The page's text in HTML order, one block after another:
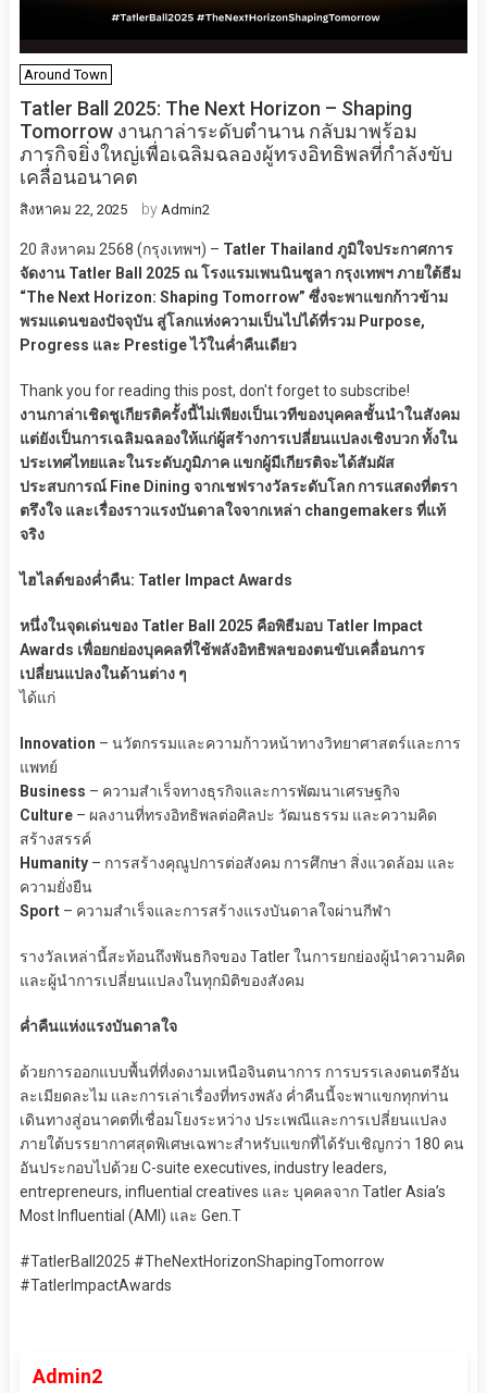
Around Town
Tatler Ball 2025: The Next Horizon – Shaping
Tomorrow งานกาล่าระดับตำนาน กลับมาพร้อม
ภารกิจยิ่งใหญ่เพื่อเฉลิมฉลองผู้ทรงอิทธิพลที่กำลังขับ
เคลื่อนอนาคต
สิงหาคม 22, 2025 by Admin2
20 สิงหาคม 2568 (กรุงเทพฯ) – Tatler Thailand ภูมิใจประกาศการ
จัดงาน Tatler Ball 2025 ณ โรงแรมเพนนินซูลา กรุงเทพฯ ภายใต้ธีม
“The Next Horizon: Shaping Tomorrow” ซึ่งจะพาแขกก้าวข้าม
พรมแดนของปัจจุบัน สู่โลกแห่งความเป็นไปได้ที่รวม Purpose,
Progress และ Prestige ไว้ในค่ำคืนเดียว
Thank you for reading this post, don't forget to subscribe!
งานกาล่าเชิดชูเกียรติครั้งนี้ไม่เพียงเป็นเวทีของบุคคลชั้นนำในสังคม
แต่ยังเป็นการเฉลิมฉลองให้แก่ผู้สร้างการเปลี่ยนแปลงเชิงบวก ทั้งใน
ประเทศไทยและในระดับภูมิภาค แขกผู้มีเกียรติจะได้สัมผัส
ประสบการณ์ Fine Dining จากเชฟรางวัลระดับโลก การแสดงที่ตรา
ตรึงใจ และเรื่องราวแรงบันดาลใจจากเหล่า changemakers ที่แท้
จริง
ไฮไลต์ของค่ำคืน: Tatler Impact Awards
หนึ่งในจุดเด่นของ Tatler Ball 2025 คือพิธีมอบ Tatler Impact
Awards เพื่อยกย่องบุคคลที่ใช้พลังอิทธิพลของตนขับเคลื่อนการ
เปลี่ยนแปลงในด้านต่าง ๆ
ได้แก่
Innovation – นวัตกรรมและความก้าวหน้าทางวิทยาศาสตร์และการ
แพทย์
Business – ความสำเร็จทางธุรกิจและการพัฒนาเศรษฐกิจ
Culture– ผลงานที่ทรงอิทธิพลต่อศิลปะ วัฒนธรรม และความคิด
สร้างสรรค์
Humanity– การสร้างคุณูปการต่อสังคม การศึกษา สิ่งแวดล้อม และ
ความยั่งยืน
Sport– ความสำเร็จและการสร้างแรงบันดาลใจผ่านกีฬา
รางวัลเหล่านี้สะท้อนถึงพันธกิจของ Tatler ในการยกย่องผู้นำความคิด
และผู้นำการเปลี่ยนแปลงในทุกมิติของสังคม
ค่ำคืนแห่งแรงบันดาลใจ
ด้วยการออกแบบพื้นที่ที่งดงามเหนือจินตนาการ การบรรเลงดนตรีอัน
ละเมียดละไม และการเล่าเรื่องที่ทรงพลัง ค่ำคืนนี้จะพาแขกทุกท่าน
เดินทางสู่อนาคตที่เชื่อมโยงระหว่าง ประเพณีและการเปลี่ยนแปลง
ภายใต้บรรยากาศสุดพิเศษเฉพาะสำหรับแขกที่ได้รับเชิญกว่า 180 คน
อันประกอบไปด้วย C-suite executives, industry leaders,
entrepreneurs, influential creatives และ บุคคลจาก Tatler Asia’s
Most Influential (AMI) และ Gen.T
#TatlerBall2025 #TheNextHorizonShapingTomorrow
#TatlerImpactAwards
Admin2